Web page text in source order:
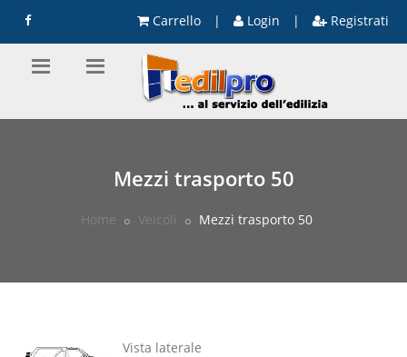
Carrello | Login | Registrati
Mezzi trasporto 50
Home Veicoli Mezzi trasporto 50
Vista laterale